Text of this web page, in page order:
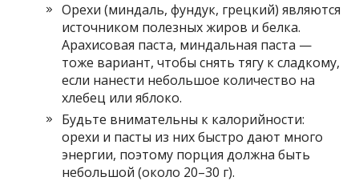
Орехи (миндаль, фундук, грецкий) являются
источником полезных жиров и белка.
Арахисовая паста, миндальная паста —
тоже вариант, чтобы снять тягу к сладкому,
если нанести небольшое количество на
хлебец или яблоко.
Будьте внимательны к калорийности:
орехи и пасты из них быстро дают много
энергии, поэтому порция должна быть
небольшой (около 20–30 г).